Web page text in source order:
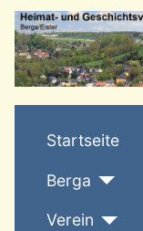
Startseite
Berga
Verein